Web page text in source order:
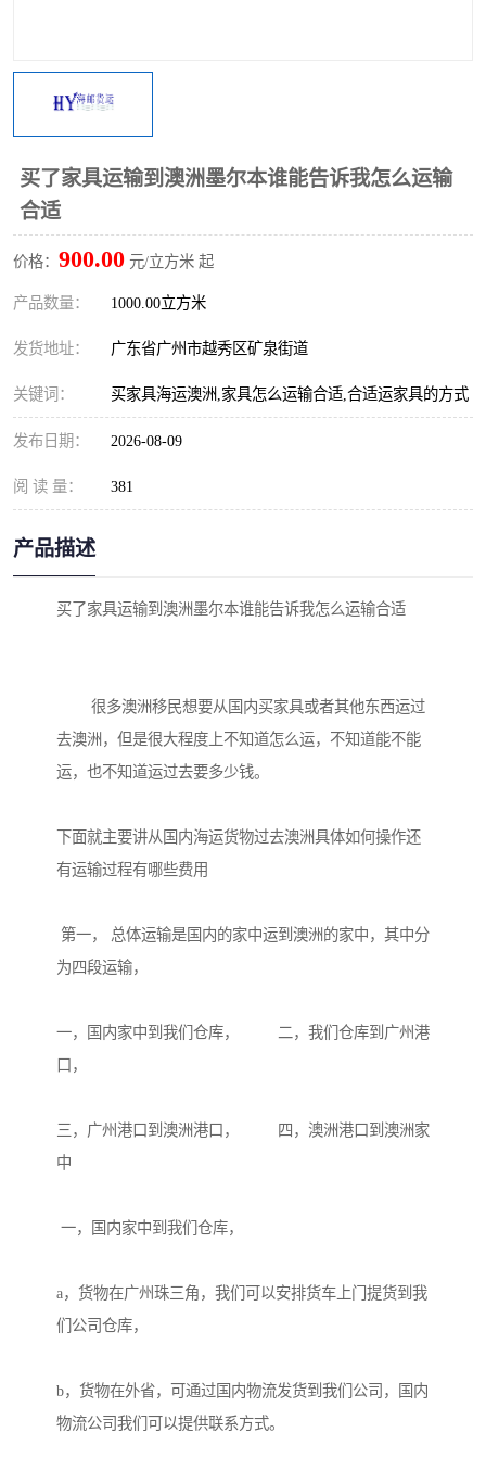
买了家具运输到澳洲墨尔本谁能告诉我怎么运输
合适
价格： 900.00 元/立方米 起
产品数量： 1000.00立方米
发货地址： 广东省广州市越秀区矿泉街道
关键词： 买家具海运澳洲,家具怎么运输合适,合适运家具的方式
发布日期： 2026-08-09
阅 读 量： 381
产品描述
买了家具运输到澳洲墨尔本谁能告诉我怎么运输合适
去澳洲，但是很大程度上不知道怎么运，不知道能不能
运，也不知道运过去要多少钱。
下面就主要讲从国内海运货物过去澳洲具体如何操作还
有运输过程有哪些费用
为四段运输，
一，国内家中到我们仓库，         二，我们仓库到广州港
口，
三，广州港口到澳洲港口，         四，澳洲港口到澳洲家
中
a，货物在广州珠三角，我们可以安排货车上门提货到我
们公司仓库，
b，货物在外省，可通过国内物流发货到我们公司，国内
物流公司我们可以提供联系方式。